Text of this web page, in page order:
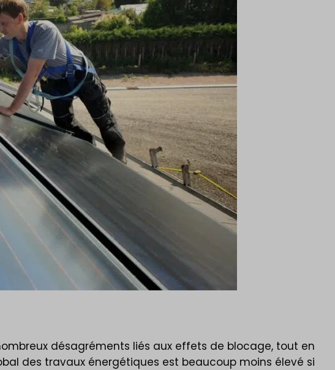
désagréments liés aux effets de blocage, tout en
des travaux énergétiques est beaucoup moins élevé si